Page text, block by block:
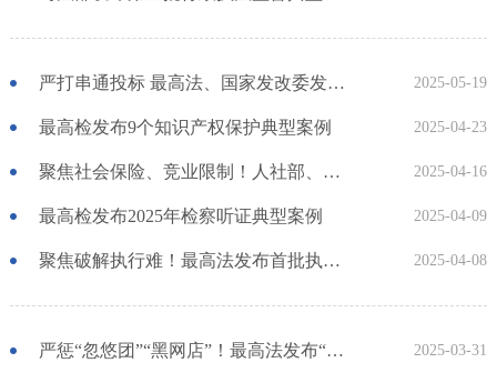
严打串通投标 最高法、国家发改委发布典型案例 2025-05-19
最高检发布9个知识产权保护典型案例 2025-04-23
聚焦社会保险、竞业限制！人社部、最高法联合发布第四批劳动人事争议典型案例 2025-04-16
最高检发布2025年检察听证典型案例 2025-04-09
聚焦破解执行难！最高法发布首批执行实施专题指导性案例 2025-04-08
严惩“忽悠团”“黑网店”！最高法发布“农资打假”典型案例 2025-03-31